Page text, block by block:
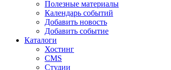
Полезные материалы
Календарь событий
Добавить новость
Добавить событие
Каталоги
Хостинг
CMS
Студии